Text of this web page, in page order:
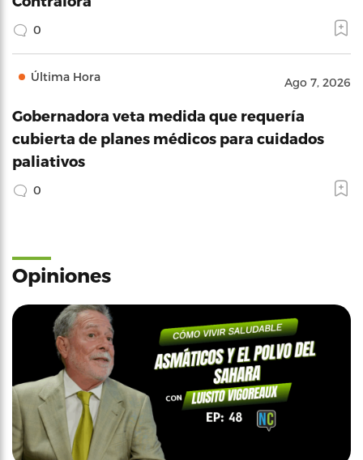
0
Última Hora Ago 7, 2026
Gobernadora veta medida que requería
cubierta de planes médicos para cuidados
paliativos
0
Opiniones